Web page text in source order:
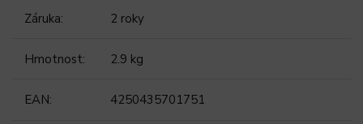
Záruka: 2 roky
Hmotnost: 2.9 kg
EAN: 4250435701751